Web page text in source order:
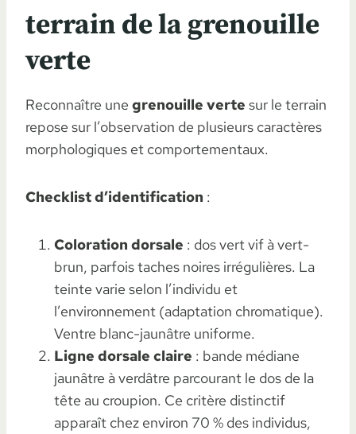
terrain de la grenouille
verte
Reconnaître une grenouille verte sur le terrain
repose sur l’observation de plusieurs caractères
morphologiques et comportementaux.
Checklist d’identification :
Coloration dorsale : dos vert vif à vert-
brun, parfois taches noires irrégulières. La
teinte varie selon l’individu et
l’environnement (adaptation chromatique).
Ventre blanc-jaunâtre uniforme.
Ligne dorsale claire : bande médiane
jaunâtre à verdâtre parcourant le dos de la
tête au croupion. Ce critère distinctif
apparaît chez environ 70 % des individus,